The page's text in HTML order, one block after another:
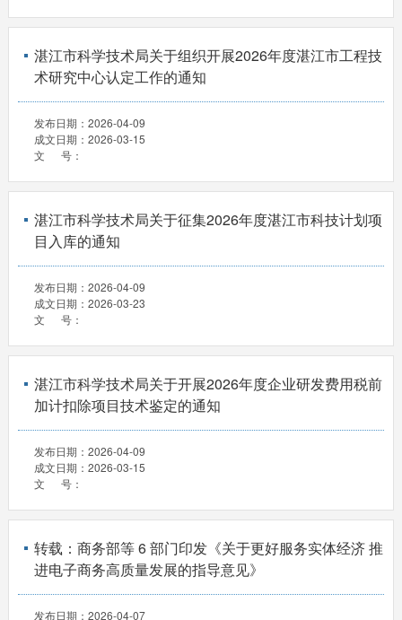
湛江市科学技术局关于组织开展2026年度湛江市工程技
术研究中心认定工作的通知
发布日期： 2026-04-09
成文日期： 2026-03-15
文 号：
湛江市科学技术局关于征集2026年度湛江市科技计划项
目入库的通知
发布日期： 2026-04-09
成文日期： 2026-03-23
文 号：
湛江市科学技术局关于开展2026年度企业研发费用税前
加计扣除项目技术鉴定的通知
发布日期： 2026-04-09
成文日期： 2026-03-15
文 号：
转载：商务部等 6 部门印发《关于更好服务实体经济 推
进电子商务高质量发展的指导意见》
发布日期： 2026-04-07